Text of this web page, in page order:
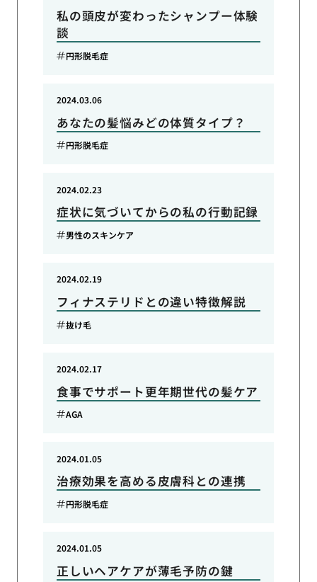
私の頭皮が変わったシャンプー体験
談
円形脱毛症
あなたの髪悩みどの体質タイプ？
2024.03.06
円形脱毛症
症状に気づいてからの私の行動記録
2024.02.23
男性のスキンケア
フィナステリドとの違い特徴解説
2024.02.19
抜け毛
食事でサポート更年期世代の髪ケア
2024.02.17
AGA
治療効果を高める皮膚科との連携
2024.01.05
円形脱毛症
正しいヘアケアが薄毛予防の鍵
2024.01.05